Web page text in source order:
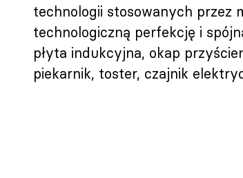
technologii stosowanych przez
technologiczną perfekcję i
płyta indukcyjna, okap
piekarnik, toster, czajnik